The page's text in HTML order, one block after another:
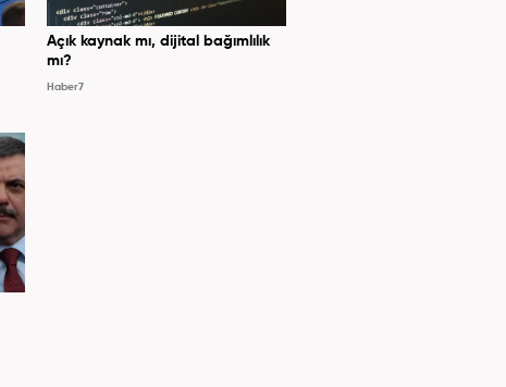
Açık kaynak mı, dijital bağımlılık
mı?
Haber7